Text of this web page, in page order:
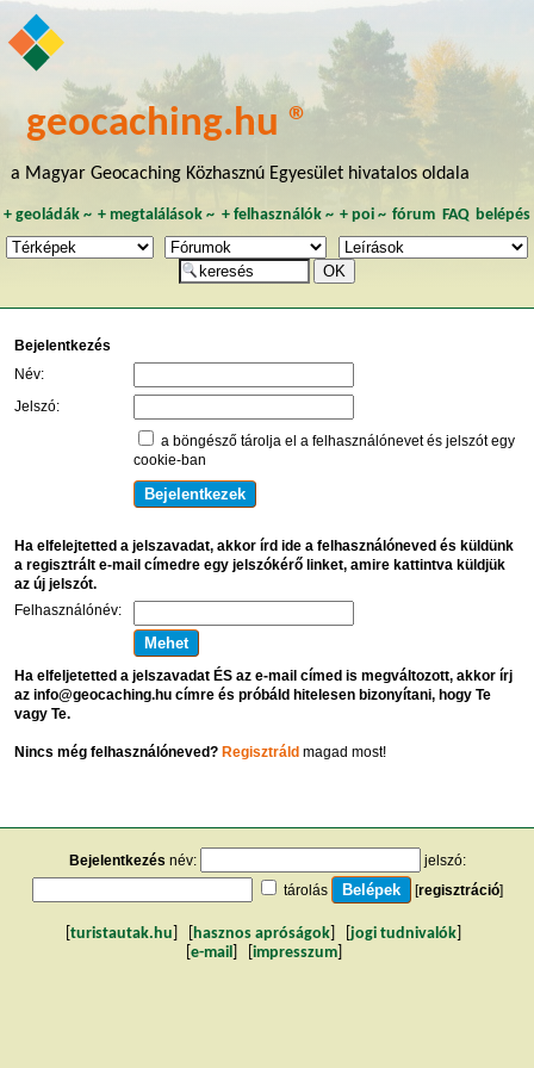
geocaching.hu ®
a Magyar Geocaching Közhasznú Egyesület hivatalos oldala
+ geoládák~ +megtalálások ~ + felhasználók~ + poi~ fórum FAQ belépés
Bejelentkezés
Név:
Jelszó:
a böngésző tárolja el a felhasználónevet és jelszót egy
cookie-ban
Ha elfelejtetted a jelszavadat, akkor írd ide a felhasználóneved és küldünk
a regisztrált e-mail címedre egy jelszókérő linket, amire kattintva küldjük
az új jelszót.
Felhasználónév:
Ha elfeljetetted a jelszavadat ÉS az e-mail címed is megváltozott, akkor írj
az info@geocaching.hu címre és próbáld hitelesen bizonyítani, hogy Te
vagy Te.
Nincs még felhasználóneved? Regisztráldmagad most!
Bejelentkezés név:
jelszó:
tárolás
[regisztráció]
turistautak.hu hasznos apróságok jogi tudnivalók
e-mail impresszum]